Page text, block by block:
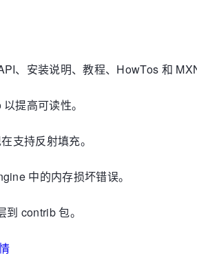
、安装说明、教程、HowTos 和
提高可读性。
支持反射填充。
中的内存损坏错误。
contrib 包。